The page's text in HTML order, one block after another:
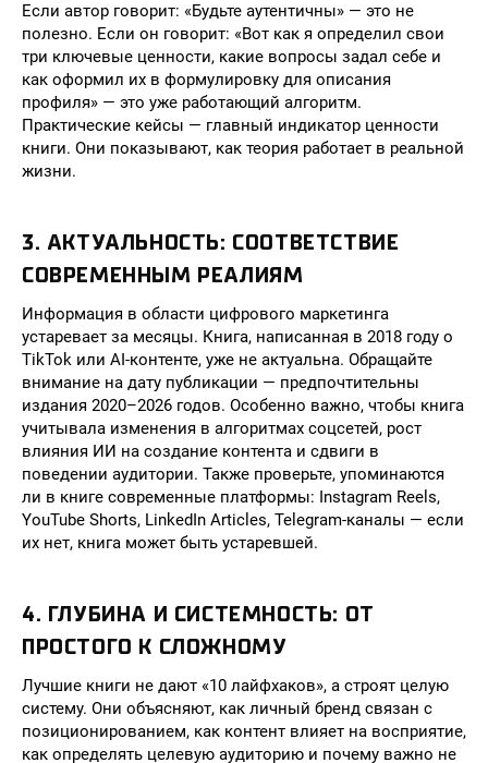
Если автор говорит: «Будьте аутентичны» — это не
полезно. Если он говорит: «Вот как я определил свои
три ключевые ценности, какие вопросы задал себе и
как оформил их в формулировку для описания
профиля» — это уже работающий алгоритм.
Практические кейсы — главный индикатор ценности
книги. Они показывают, как теория работает в реальной
жизни.
3. АКТУАЛЬНОСТЬ: СООТВЕТСТВИЕ
СОВРЕМЕННЫМ РЕАЛИЯМ
Информация в области цифрового маркетинга
устаревает за месяцы. Книга, написанная в 2018 году о
TikTok или AI-контенте, уже не актуальна. Обращайте
внимание на дату публикации — предпочтительны
издания 2020–2026 годов. Особенно важно, чтобы книга
учитывала изменения в алгоритмах соцсетей, рост
влияния ИИ на создание контента и сдвиги в
поведении аудитории. Также проверьте, упоминаются
ли в книге современные платформы: Instagram Reels,
YouTube Shorts, LinkedIn Articles, Telegram-каналы — если
их нет, книга может быть устаревшей.
4. ГЛУБИНА И СИСТЕМНОСТЬ: ОТ
ПРОСТОГО К СЛОЖНОМУ
Лучшие книги не дают «10 лайфхаков», а строят целую
систему. Они объясняют, как личный бренд связан с
позиционированием, как контент влияет на восприятие,
как определять целевую аудиторию и почему важно не